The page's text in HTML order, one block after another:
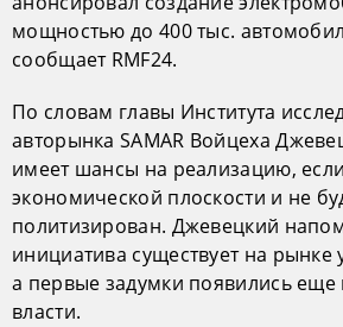
мощностью до 400 тыс.
сообщает RMF24.
По словам главы Института
авторынка SAMAR Войцеха
имеет шансы на реализацию,
экономической плоскости и не
политизирован. Джевецкий
инициатива существует на рынке
а первые задумки появились
власти.